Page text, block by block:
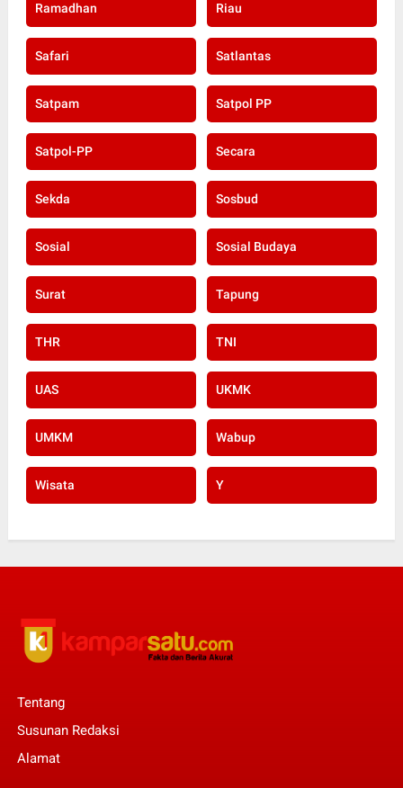
Ramadhan Riau
Safari Satlantas
Satpam Satpol PP
Satpol-PP Secara
Sekda Sosbud
Sosial Sosial Budaya
Surat Tapung
THR TNI
UAS UKMK
UMKM Wabup
Wisata Y
Tentang
Susunan Redaksi
Alamat